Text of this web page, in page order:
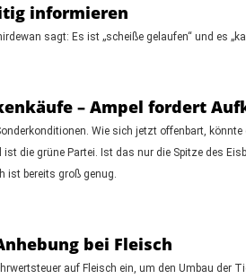
informieren
sagt: Es ist „scheiße gelaufen“ und es
– Ampel fordert
Wie sich jetzt offenbart,
die grüne Partei. Ist das nur die Spitze des
ist bereits groß genug.
bei Fleisch
auf Fleisch ein, um den Umbau der